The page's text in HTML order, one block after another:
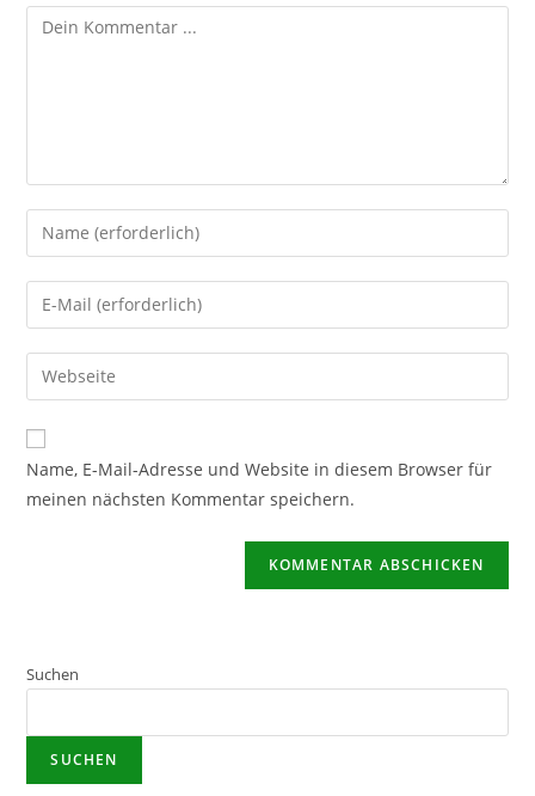
Name, E-Mail-Adresse und Website in diesem Browser für
meinen nächsten Kommentar speichern.
Suchen
SUCHEN